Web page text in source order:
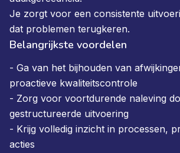
Je zorgt voor een consistente
dat problemen terugkeren.
Belangrijkste voordelen
- Ga van het bijhouden van
proactieve kwaliteitscontrole
- Zorg voor voortdurende naleving
gestructureerde uitvoering
- Krijg volledig inzicht in processen,
acties